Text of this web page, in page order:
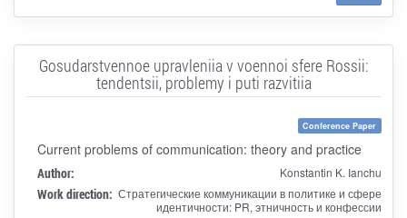
Gosudarstvennoe upravleniia v voennoi sfere Rossii:
tendentsii, problemy i puti razvitiia
Conference Paper
Current problems of communication: theory and practice
Author: Konstantin K. Ianchu
Work direction: Стратегические коммуникации в политике и сфере
идентичности: PR, этничность и конфессии